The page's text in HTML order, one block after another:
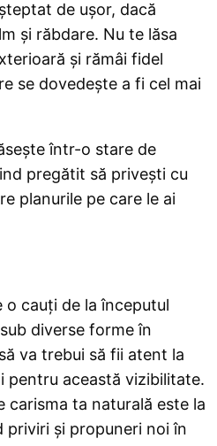
de ușor, dacă
și răbdare. Nu te lăsa
și rămâi fidel
se dovedește a fi cel mai
într-o stare de
pregătit să privești cu
planurile pe care le ai
o cauți de la începutul
diverse forme în
va trebui să fii atent la
pentru această vizibilitate.
carisma ta naturală este la
priviri și propuneri noi în